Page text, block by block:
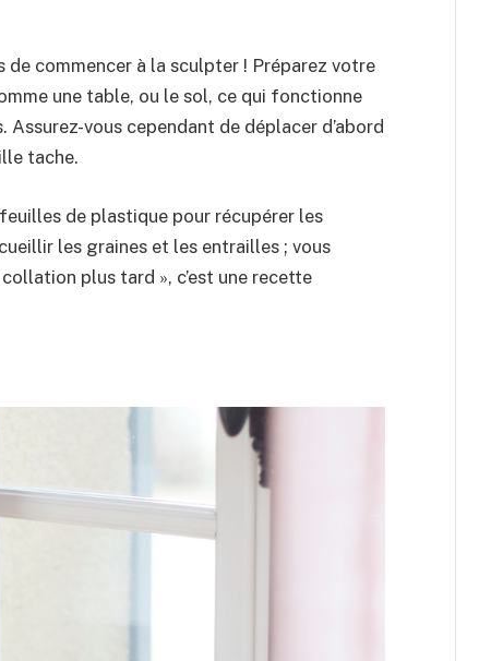
commencer à la sculpter ! Préparez votre
une table, ou le sol, ce qui fonctionne
vous cependant de déplacer d’abord
tache.
de plastique pour récupérer les
les graines et les entrailles ; vous
plus tard », c’est une recette